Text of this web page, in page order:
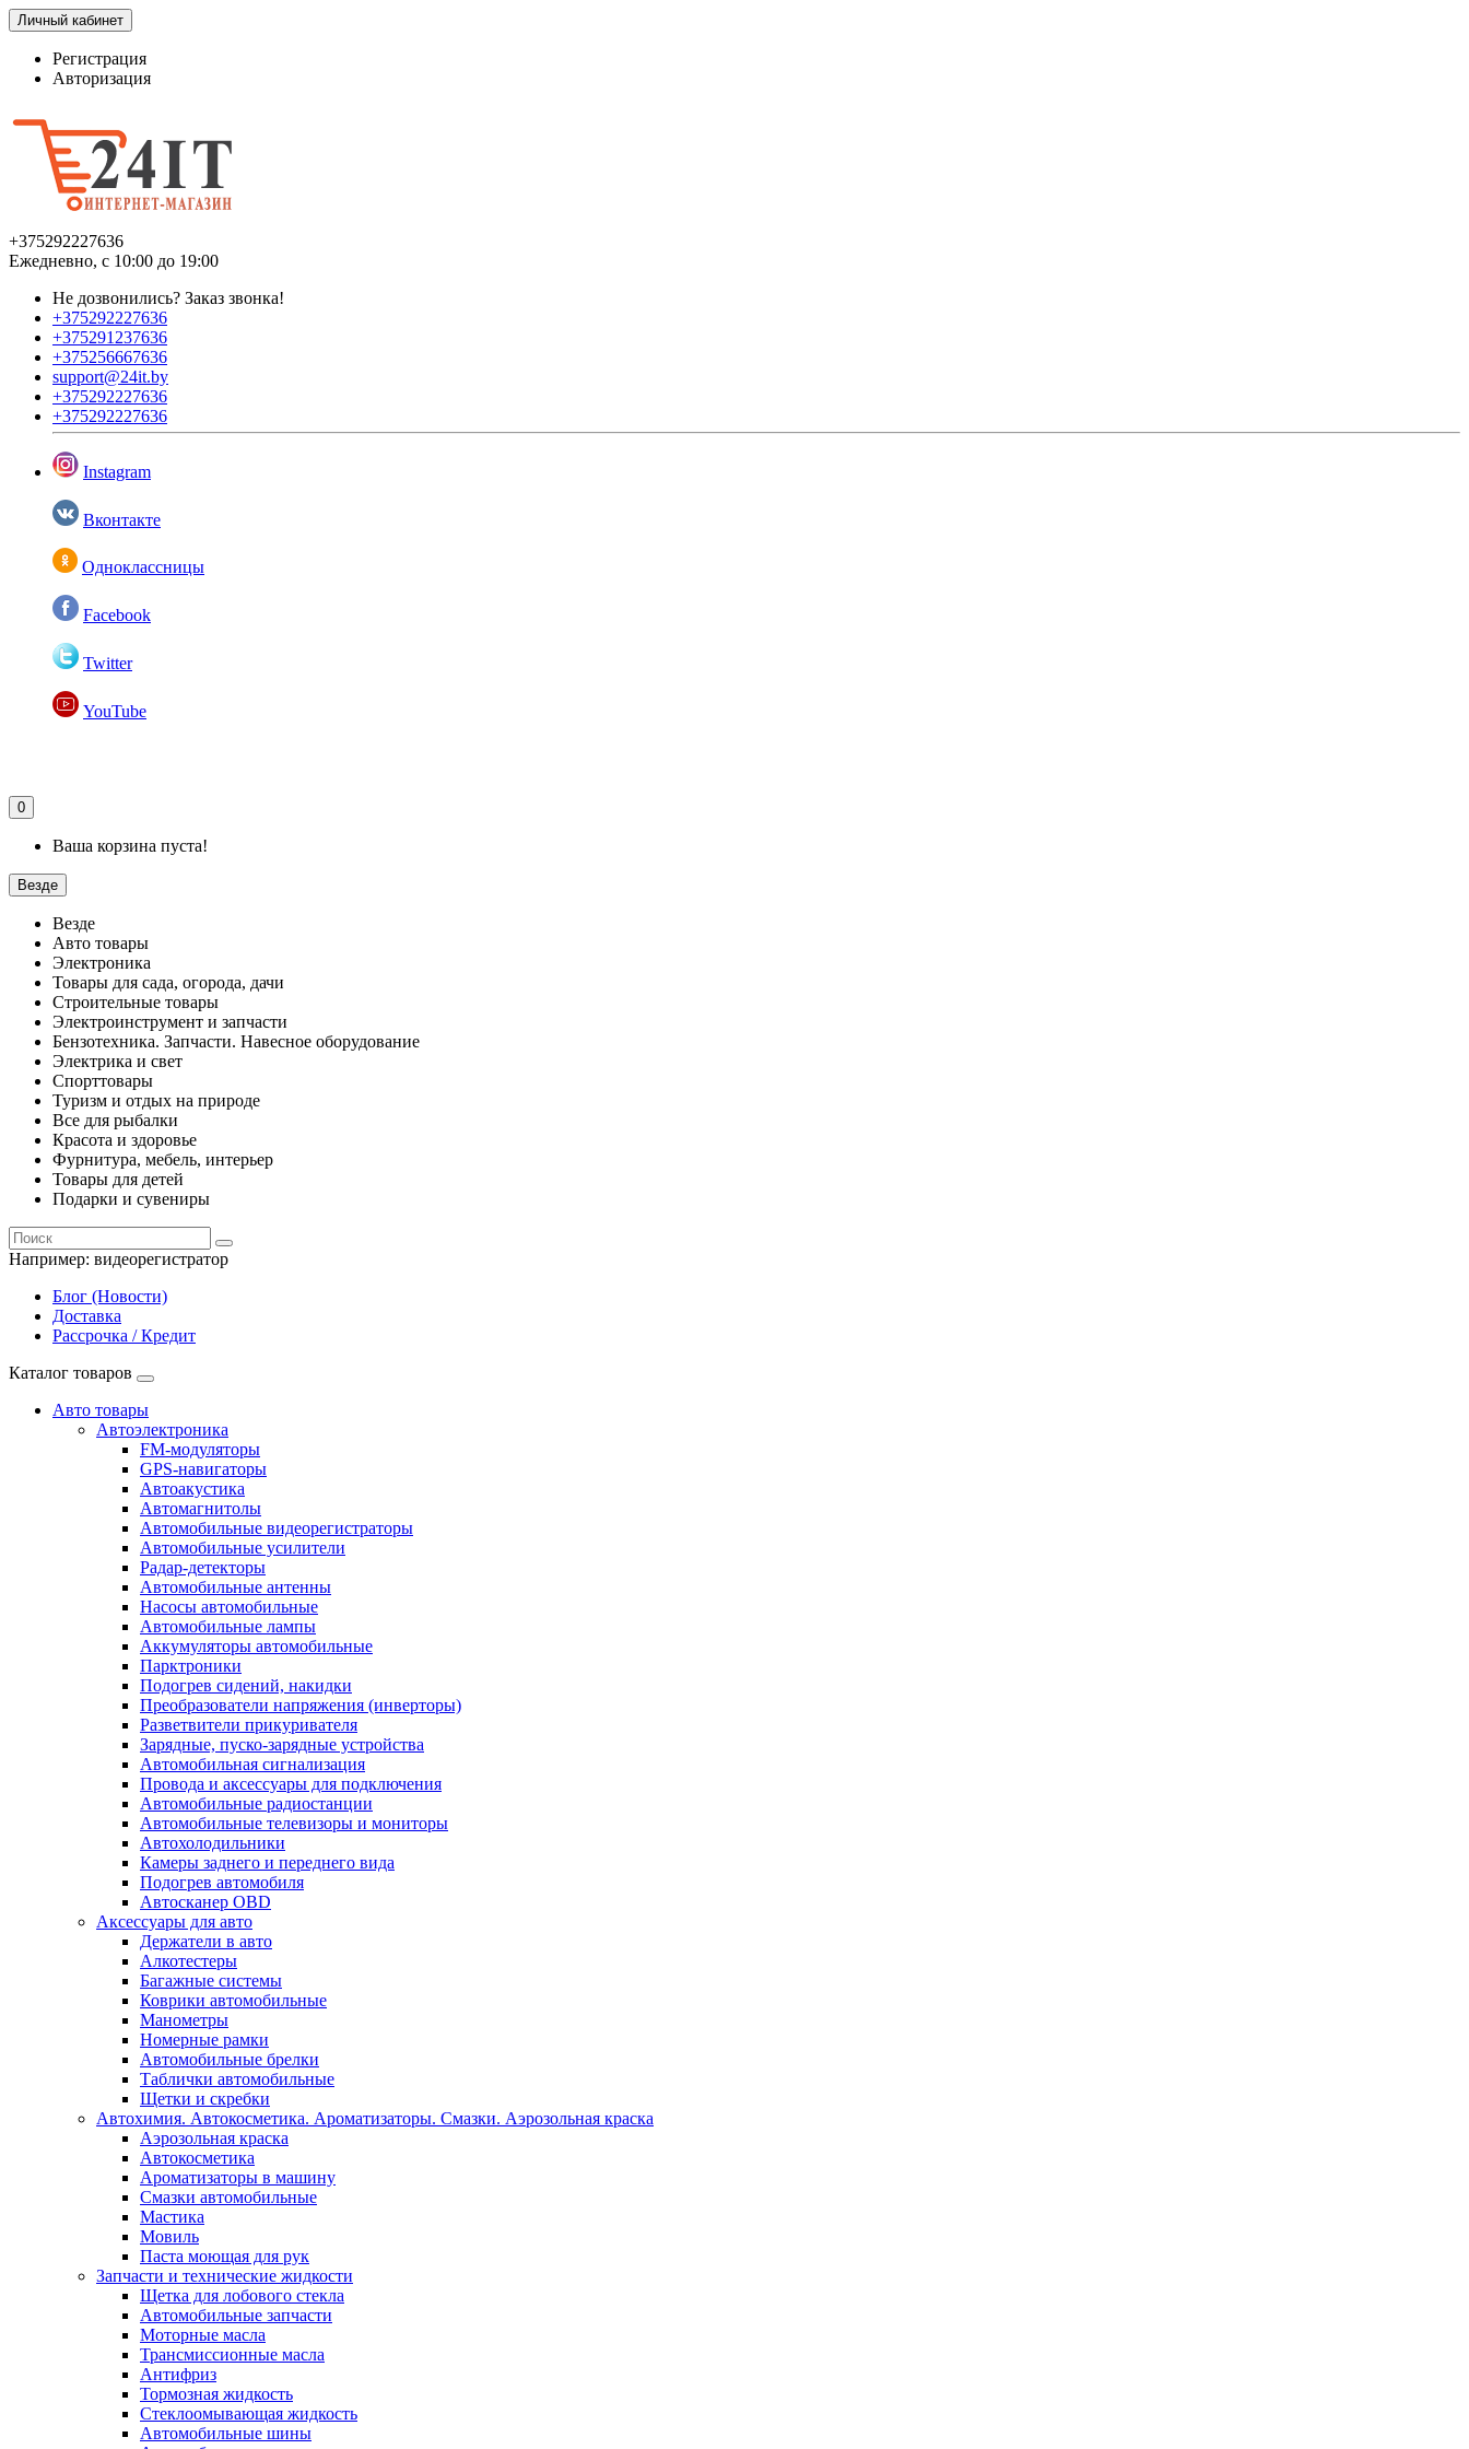
Личный кабинет
Регистрация
Авторизация
+375292227636
Ежедневно, с 10:00 до 19:00
Не дозвонились? Заказ звонка!
+375292227636
+375291237636
+375256667636
support@24it.by
+375292227636
+375292227636
Instagram
Вконтакте
Одноклассницы
Facebook
Twitter
YouTube
0
Ваша корзина пуста!
Везде
Везде
Авто товары
Электроника
Товары для сада, огорода, дачи
Строительные товары
Электроинструмент и запчасти
Бензотехника. Запчасти. Навесное оборудование
Электрика и свет
Спорттовары
Туризм и отдых на природе
Все для рыбалки
Красота и здоровье
Фурнитура, мебель, интерьер
Товары для детей
Подарки и сувениры
Например: видеорегистратор
Блог (Новости)
Доставка
Рассрочка / Кредит
Каталог товаров
Авто товары
Автоэлектроника
FM-модуляторы
GPS-навигаторы
Автоакустика
Автомагнитолы
Автомобильные видеорегистраторы
Автомобильные усилители
Радар-детекторы
Автомобильные антенны
Насосы автомобильные
Автомобильные лампы
Аккумуляторы автомобильные
Парктроники
Подогрев сидений, накидки
Преобразователи напряжения (инверторы)
Разветвители прикуривателя
Зарядные, пуско-зарядные устройства
Автомобильная сигнализация
Провода и аксессуары для подключения
Автомобильные радиостанции
Автомобильные телевизоры и мониторы
Автохолодильники
Камеры заднего и переднего вида
Подогрев автомобиля
Автосканер OBD
Аксессуары для авто
Держатели в авто
Алкотестеры
Багажные системы
Коврики автомобильные
Манометры
Номерные рамки
Автомобильные брелки
Таблички автомобильные
Щетки и скребки
Автохимия. Автокосметика. Ароматизаторы. Смазки. Аэрозольная краска
Аэрозольная краска
Автокосметика
Ароматизаторы в машину
Смазки автомобильные
Мастика
Мовиль
Паста моющая для рук
Запчасти и технические жидкости
Щетка для лобового стекла
Автомобильные запчасти
Моторные масла
Трансмиссионные масла
Антифриз
Тормозная жидкость
Стеклоомывающая жидкость
Автомобильные шины